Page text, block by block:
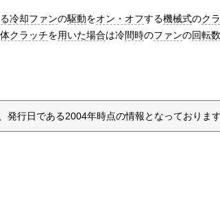
e
:
4
5
冷却ファンの駆動をオン・オフする機械式のク
クラッチを用いた場合は冷間時のファンの回転数
行日である2004年時点の情報となっております